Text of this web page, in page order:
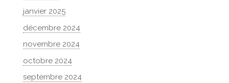
janvier 2025
décembre 2024
novembre 2024
octobre 2024
septembre 2024